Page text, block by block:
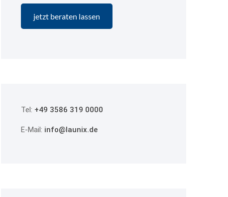
Tel: +49 3586 319 0000
E-Mail: info@launix.de